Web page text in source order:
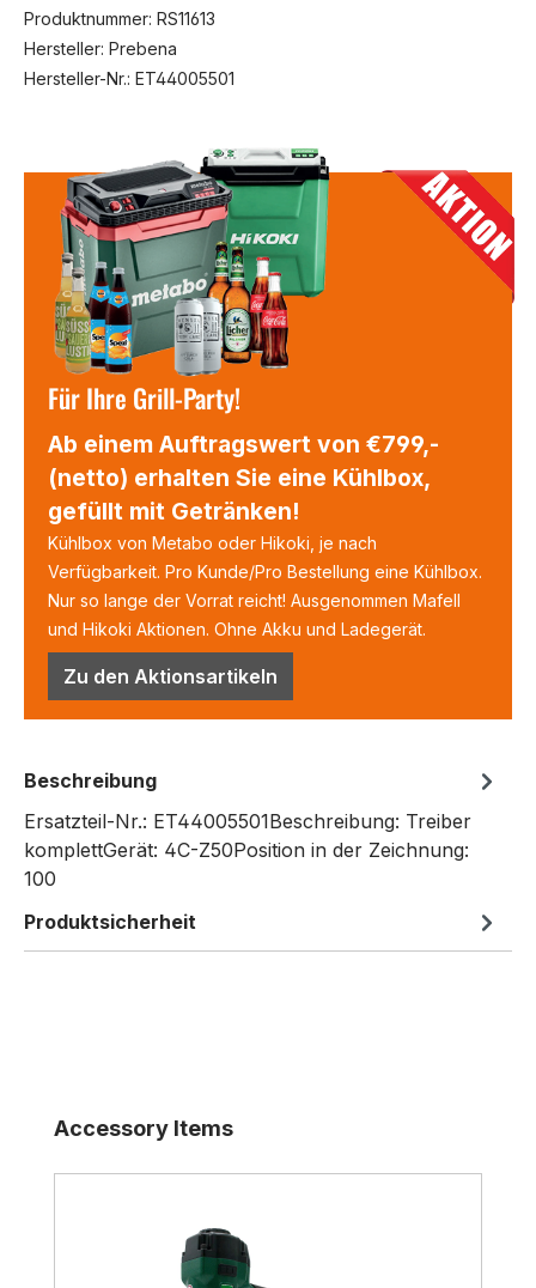
Produktnummer: RS11613
Hersteller: Prebena
Hersteller-Nr.: ET44005501
Für Ihre Grill-Party!
Ab einem Auftragswert von €799,-
(netto) erhalten Sie eine Kühlbox,
gefüllt mit Getränken!
Kühlbox von Metabo oder Hikoki, je nach
Verfügbarkeit. Pro Kunde/Pro Bestellung eine Kühlbox.
Nur so lange der Vorrat reicht! Ausgenommen Mafell
und Hikoki Aktionen. Ohne Akku und Ladegerät.
Zu den Aktionsartikeln
Beschreibung
Ersatzteil-Nr.: ET44005501Beschreibung: Treiber
komplettGerät: 4C-Z50Position in der Zeichnung:
100
Produktsicherheit
Produktgalerie überspringen
Accessory Items